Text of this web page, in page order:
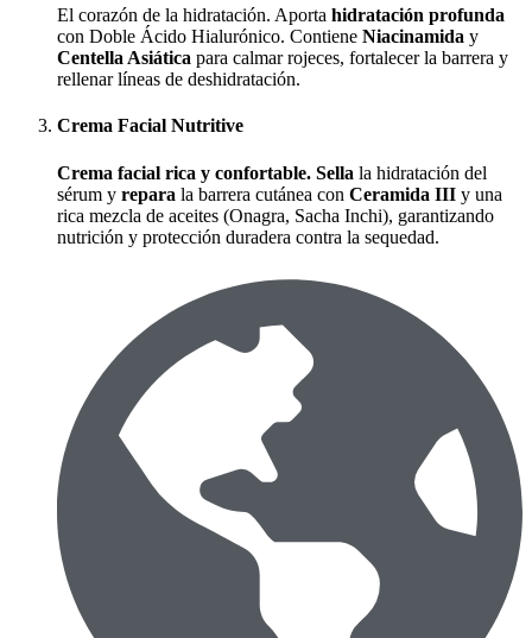
El corazón de la hidratación. Aporta hidratación profunda
con Doble Ácido Hialurónico. Contiene Niacinamida y
Centella Asiática para calmar rojeces, fortalecer la barrera y
rellenar líneas de deshidratación.
Crema Facial Nutritive
Crema facial rica y confortable. Sella la hidratación del
sérum y repara la barrera cutánea con Ceramida III y una
rica mezcla de aceites (Onagra, Sacha Inchi), garantizando
nutrición y protección duradera contra la sequedad.